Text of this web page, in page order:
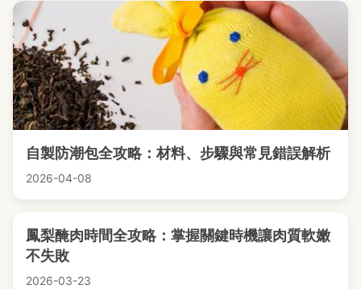
自製防潮包全攻略：材料、步驟與常見錯誤解析
2026-04-08
鳳梨醃肉時間全攻略：掌握關鍵時機讓肉質軟嫩
不失敗
2026-03-23